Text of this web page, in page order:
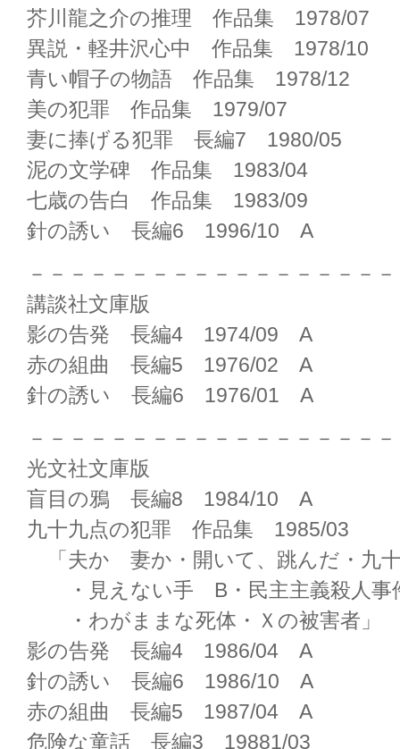
芥川龍之介の推理 作品集 1978/07
異説・軽井沢心中 作品集 1978/10
青い帽子の物語 作品集 1978/12
美の犯罪 作品集 1979/07
妻に捧げる犯罪 長編7 1980/05
泥の文学碑 作品集 1983/04
七歳の告白 作品集 1983/09
針の誘い 長編6 1996/10 A
－－－－－－－－－－－－－－－－－－
講談社文庫版
影の告発 長編4 1974/09 A
赤の組曲 長編5 1976/02 A
針の誘い 長編6 1976/01 A
－－－－－－－－－－－－－－－－－－
光文社文庫版
盲目の鴉 長編8 1984/10 A
九十九点の犯罪 作品集 1985/03
「夫か 妻か・開いて、跳んだ・九
・見えない手 B・民主主義殺人
・わがままな死体・Ｘの被害者」
影の告発 長編4 1986/04 A
針の誘い 長編6 1986/10 A
赤の組曲 長編5 1987/04 A
危険な童話 長編3 19881/03